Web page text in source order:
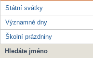
Státní svátky
Významné dny
Školní prázdniny
Hledáte jméno